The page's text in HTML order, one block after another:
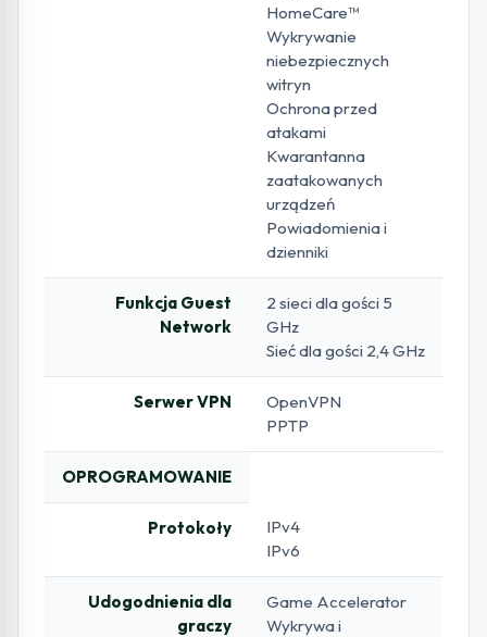
HomeCare™
Wykrywanie
niebezpiecznych
witryn
Ochrona przed
atakami
Kwarantanna
zaatakowanych
urządzeń
Powiadomienia i
dzienniki
Funkcja Guest
Network
2 sieci dla gości 5
GHz
Sieć dla gości 2,4 GHz
Serwer VPN
OpenVPN
PPTP
OPROGRAMOWANIE
Protokoły
IPv4
IPv6
Udogodnienia dla
graczy
Game Accelerator
Wykrywa i